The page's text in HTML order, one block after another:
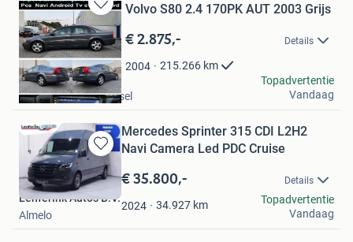
Bewaren
in
Mijn
Favorieten
Volvo S80 2.4 170PK AUT 2003 Grijs
€ 2.875,- Details
2004 215.266 km
Danny
Krimpen aan den IJssel
Topadvertentie
Vandaag
Bewaren
in
Mijn
Favorieten
Mercedes Sprinter 315 CDI L2H2
Navi Camera Led PDC Cruise
€ 35.800,- Details
2024 34.927 km
Lenferink Auto's B.V.
Almelo
Topadvertentie
Vandaag